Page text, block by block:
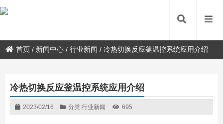
首页 / 新闻中心 /行业新闻 /冷热切换反应釜温控系统应用介绍
冷热切换反应釜温控系统应用介绍
2023/02/16 分类:行业新闻 695